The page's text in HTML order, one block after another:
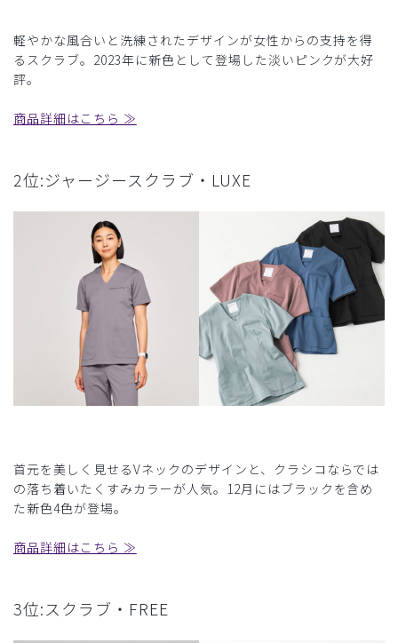
軽やかな風合いと洗練されたデザインが女性からの支持を得
るスクラブ。2023年に新色として登場した淡いピンクが大好
評。
商品詳細はこちら ≫
2位:ジャージースクラブ・LUXE
首元を美しく見せるVネックのデザインと、クラシコならでは
の落ち着いたくすみカラーが人気。12月にはブラックを含め
た新色4色が登場。
商品詳細はこちら ≫
3位:スクラブ・FREE